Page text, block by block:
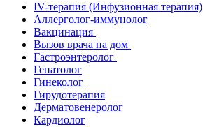
IV-терапия (Инфузионная терапия)
Аллерголог-иммунолог
Вакцинация
Вызов врача на дом
Гастроэнтеролог
Гепатолог
Гинеколог
Гирудотерапия
Дерматовенеролог
Кардиолог